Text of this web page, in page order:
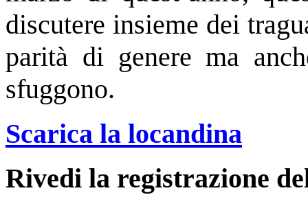
discutere insieme dei
parità di genere ma
sfuggono.
Scarica la locandina
Rivedi la registrazione